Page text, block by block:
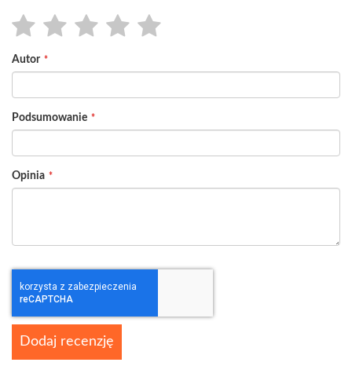
star
stars
stars
stars
stars
Autor
Podsumowanie
Opinia
Dodaj recenzję